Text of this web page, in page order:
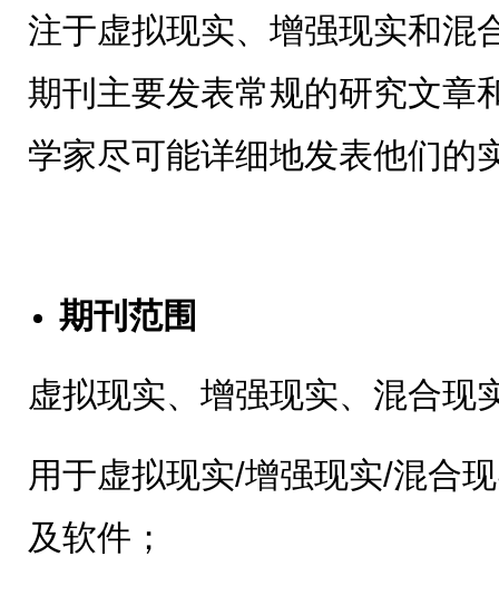
注于虚拟现实、增强现实和混
期刊主要发表常规的研究文章
学家尽可能详细地发表他们的
期刊范围
虚拟现实、增强现实、混合现
用于虚拟现实/增强现实/混合
及软件；